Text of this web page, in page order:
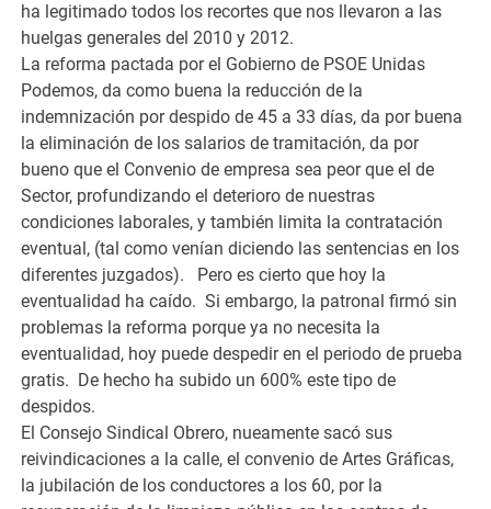
ha legitimado todos los recortes que nos llevaron a las
huelgas generales del 2010 y 2012.
La reforma pactada por el Gobierno de PSOE Unidas
Podemos, da como buena la reducción de la
indemnización por despido de 45 a 33 días, da por buena
la eliminación de los salarios de tramitación, da por
bueno que el Convenio de empresa sea peor que el de
Sector, profundizando el deterioro de nuestras
condiciones laborales, y también limita la contratación
eventual, (tal como venían diciendo las sentencias en los
diferentes juzgados). Pero es cierto que hoy la
eventualidad ha caído. Si embargo, la patronal firmó sin
problemas la reforma porque ya no necesita la
eventualidad, hoy puede despedir en el periodo de prueba
gratis. De hecho ha subido un 600% este tipo de
despidos.
El Consejo Sindical Obrero, nueamente sacó sus
reivindicaciones a la calle, el convenio de Artes Gráficas,
la jubilación de los conductores a los 60, por la